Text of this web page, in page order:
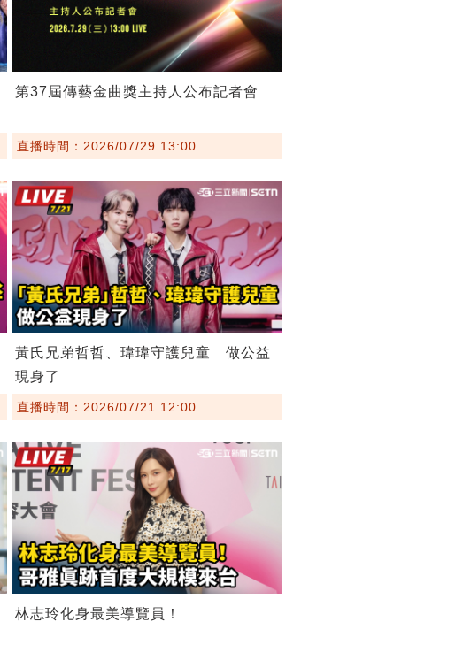
第37屆傳藝金曲獎主持人公布記者會
直播時間：2026/07/29 13:00
黃氏兄弟哲哲、瑋瑋守護兒童 做公益
現身了
直播時間：2026/07/21 12:00
林志玲化身最美導覽員！